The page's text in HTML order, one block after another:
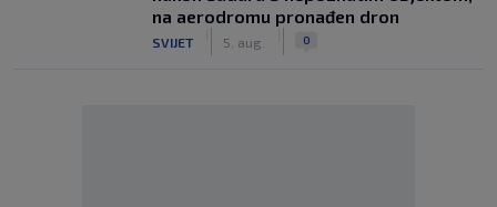
na aerodromu pronađen dron
SVIJET 5. aug. 0